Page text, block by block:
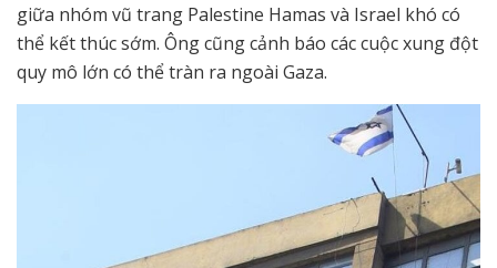
giữa nhóm vũ trang Palestine Hamas và Israel khó có
thể kết thúc sớm. Ông cũng cảnh báo các cuộc xung đột
quy mô lớn có thể tràn ra ngoài Gaza.